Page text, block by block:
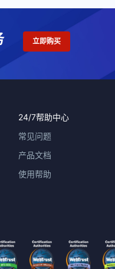
立即购买
24/7帮助中心
常见问题
产品文档
使用帮助